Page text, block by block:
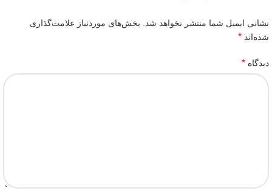
نشانی ایمیل شما منتشر نخواهد شد.
بخش‌های موردنیاز علامت‌گذاری
شده‌اند *
دیدگاه *